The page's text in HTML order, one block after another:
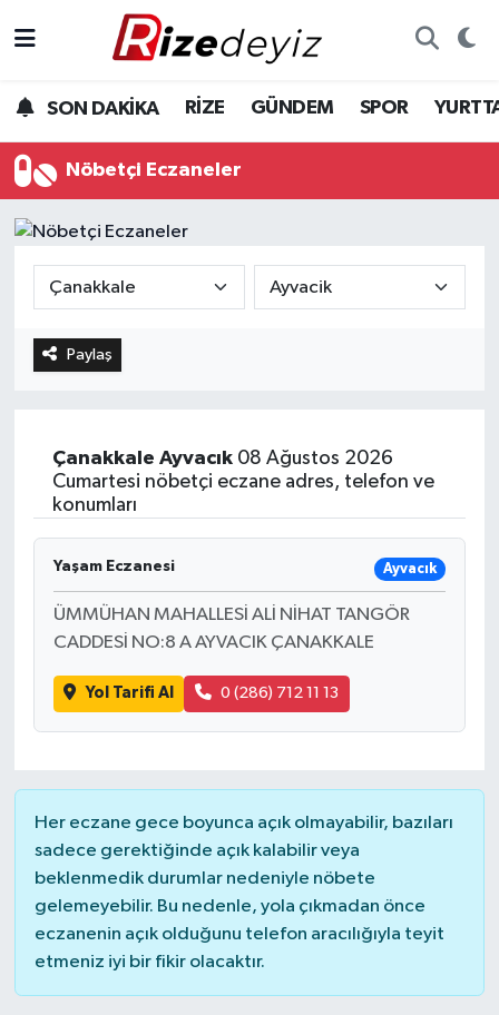
SON DAKİKA RİZE GÜNDEM SPOR
Nöbetçi Eczaneler
Paylaş
Çanakkale Ayvacık08 Ağustos 2026
Cumartesi nöbetçi eczane adres, telefon ve
konumları
Yaşam Eczanesi Ayvacık
ÜMMÜHAN MAHALLESİ ALİ NİHAT TANGÖR
CADDESİ NO:8 A AYVACIK ÇANAKKALE
Yol Tarifi Al 0 (286) 712 11 13
Her eczane gece boyunca açık olmayabilir, bazıları
sadece gerektiğinde açık kalabilir veya
beklenmedik durumlar nedeniyle nöbete
gelemeyebilir. Bu nedenle, yola çıkmadan önce
eczanenin açık olduğunu telefon aracılığıyla teyit
etmeniz iyi bir fikir olacaktır.
Gündem
Yurttan Haberler
Teknoloji
Sağlık
Rize Hava Durumu
Rize Trafik Yoğunluk Haritası
Tüm Manşetler
Son Dakika Haberleri